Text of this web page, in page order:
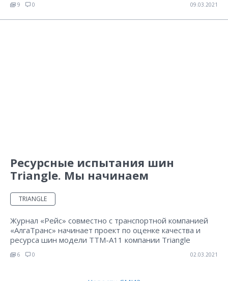
9 0 09.03.2021
Ресурсные испытания шин
Triangle. Мы начинаем
TRIANGLE
Журнал «Рейс» совместно с транспортной компанией
«АлгаТранс» начинает проект по оценке качества и
ресурса шин модели TTM-A11 компании Triangle
6 0 02.03.2021